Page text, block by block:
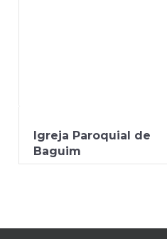
Igreja Paroquial de
Baguim